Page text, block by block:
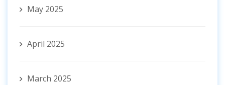
May 2025
April 2025
March 2025